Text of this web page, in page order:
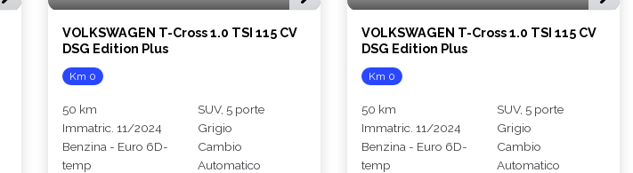
VOLKSWAGEN T-Cross 1.0 TSI 115 CV
DSG Edition Plus
Km 0
50 km
Immatric. 11/2024
Benzina - Euro 6D-
temp
SUV, 5 porte
Grigio
Cambio
Automatico
VOLKSWAGEN T-Cross 1.0 TSI 115 CV
DSG Edition Plus
Km 0
50 km
Immatric. 11/2024
Benzina - Euro 6D-
temp
SUV, 5 porte
Grigio
Cambio
Automatico